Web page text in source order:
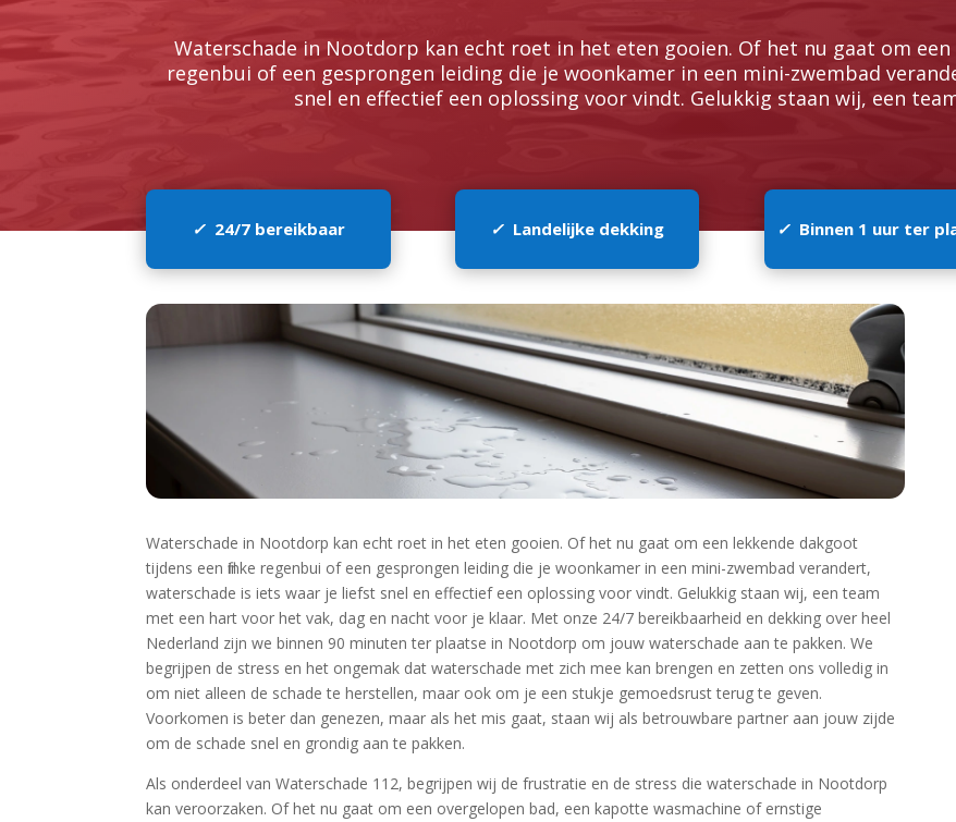
Waterschade in Nootdorp kan echt roet in het eten gooien.​ Of het nu gaat om
regenbui of een gesprongen leiding die je woonkamer in een mini-zwembad
snel en effectief een oplossing voor vindt.​ Gelukkig staan wij, een
✓ 24/7 bereikbaar ✓ Landelijke dekking ✓Binnen 1 uur ter
Waterschade in Nootdorp kan echt roet in het eten gooien.​ Of het nu gaat om een lekkende dakgoot
tijdens een flinke regenbui of een gesprongen leiding die je woonkamer in een mini-zwembad verandert,
waterschade is iets waar je liefst snel en effectief een oplossing voor vindt.​ Gelukkig staan wij, een team
met een hart voor het vak, dag en nacht voor je klaar.​ Met onze 24/7 bereikbaarheid en dekking over heel
Nederland zijn we binnen 90 minuten ter plaatse in Nootdorp om jouw waterschade aan te pakken.​ We
begrijpen de stress en het ongemak dat waterschade met zich mee kan brengen en zetten ons volledig in
om niet alleen de schade te herstellen, maar ook om je een stukje gemoedsrust terug te geven.​
Voorkomen is beter dan genezen, maar als het mis gaat, staan wij als betrouwbare partner aan jouw zijde
om de schade snel en grondig aan te pakken.​
Als onderdeel van Waterschade 112, begrijpen wij de frustratie en de stress die waterschade in Nootdorp
kan veroorzaken.​ Of het nu gaat om een overgelopen bad, een kapotte wasmachine of ernstige